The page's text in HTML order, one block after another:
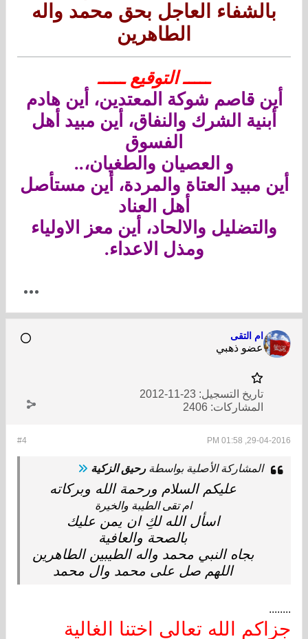
بالشفاء العاجل بحق محمد واله
الطاهرين
ـــــ التوقيع ـــــ
أين قاصم شوكة المعتدين، أين هادم
أبنية الشرك والنفاق، أين مبيد أهل
الفسوق
و العصيان والطغيان،..
أين مبيد العتاة والمردة، أين مستأصل
أهل العناد
والتضليل والالحاد، أين معز الاولياء
ومذل الاعداء.
ام التقى
عضو ذهبي
تاريخ التسجيل: 23-11-2012
المشاركات: 2406
#4 29-04-2016, 01:58 PM
المشاركة الأصلية بواسطةرحيق الزكية
عليكم السلام ورحمة الله وبركاته
ام تقى الطيبة والخيرة
اسأل الله لكِ ان يمن عليك
بالصحة والعافية
بجاه النبي محمد واله الطيبين الطاهرين
اللهم صل على محمد وال محمد
........
جزاكم الله تعالى اختنا الغالية